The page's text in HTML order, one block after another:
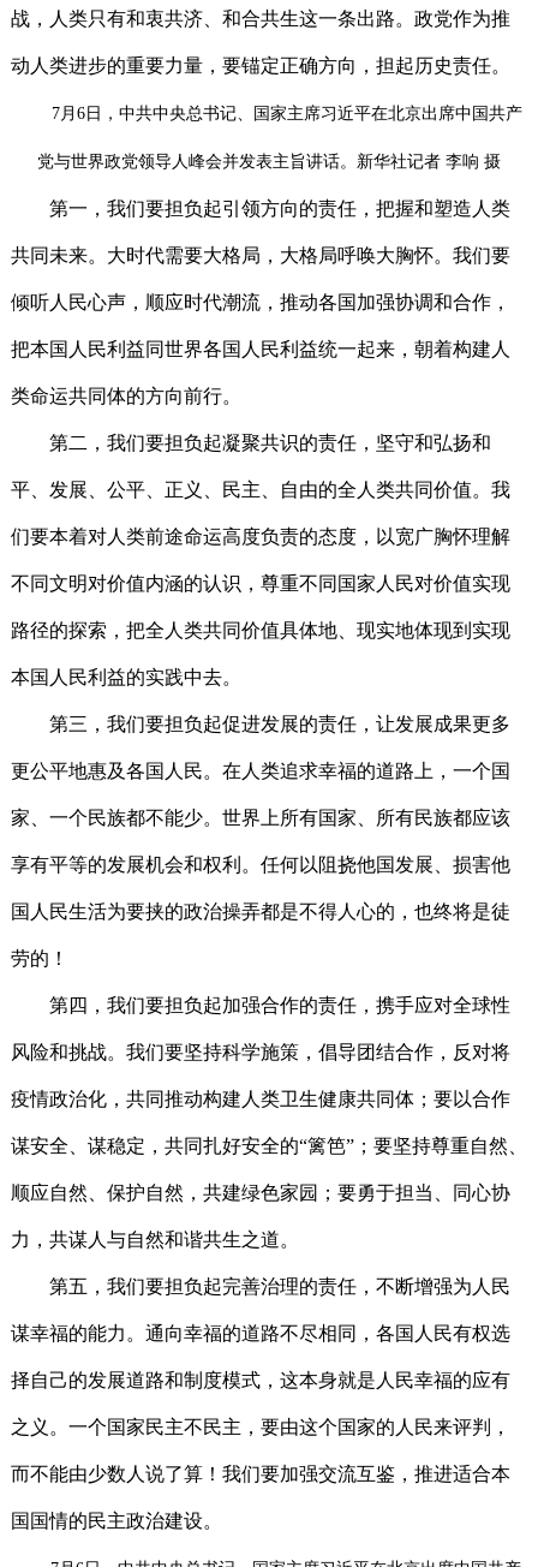
战，人类只有和衷共济、和合共生这一条出路。政党作为推
动人类进步的重要力量，要锚定正确方向，担起历史责任。
7月6日，中共中央总书记、国家主席习近平在北京出席中国共产
党与世界政党领导人峰会并发表主旨讲话。新华社记者 李响 摄
第一，我们要担负起引领方向的责任，把握和塑造人类
共同未来。大时代需要大格局，大格局呼唤大胸怀。我们要
倾听人民心声，顺应时代潮流，推动各国加强协调和合作，
把本国人民利益同世界各国人民利益统一起来，朝着构建人
类命运共同体的方向前行。
第二，我们要担负起凝聚共识的责任，坚守和弘扬和
平、发展、公平、正义、民主、自由的全人类共同价值。我
们要本着对人类前途命运高度负责的态度，以宽广胸怀理解
不同文明对价值内涵的认识，尊重不同国家人民对价值实现
路径的探索，把全人类共同价值具体地、现实地体现到实现
本国人民利益的实践中去。
第三，我们要担负起促进发展的责任，让发展成果更多
更公平地惠及各国人民。在人类追求幸福的道路上，一个国
家、一个民族都不能少。世界上所有国家、所有民族都应该
享有平等的发展机会和权利。任何以阻挠他国发展、损害他
国人民生活为要挟的政治操弄都是不得人心的，也终将是徒
劳的！
第四，我们要担负起加强合作的责任，携手应对全球性
风险和挑战。我们要坚持科学施策，倡导团结合作，反对将
疫情政治化，共同推动构建人类卫生健康共同体；要以合作
谋安全、谋稳定，共同扎好安全的“篱笆”；要坚持尊重自然、
顺应自然、保护自然，共建绿色家园；要勇于担当、同心协
力，共谋人与自然和谐共生之道。
第五，我们要担负起完善治理的责任，不断增强为人民
谋幸福的能力。通向幸福的道路不尽相同，各国人民有权选
择自己的发展道路和制度模式，这本身就是人民幸福的应有
之义。一个国家民主不民主，要由这个国家的人民来评判，
而不能由少数人说了算！我们要加强交流互鉴，推进适合本
国国情的民主政治建设。